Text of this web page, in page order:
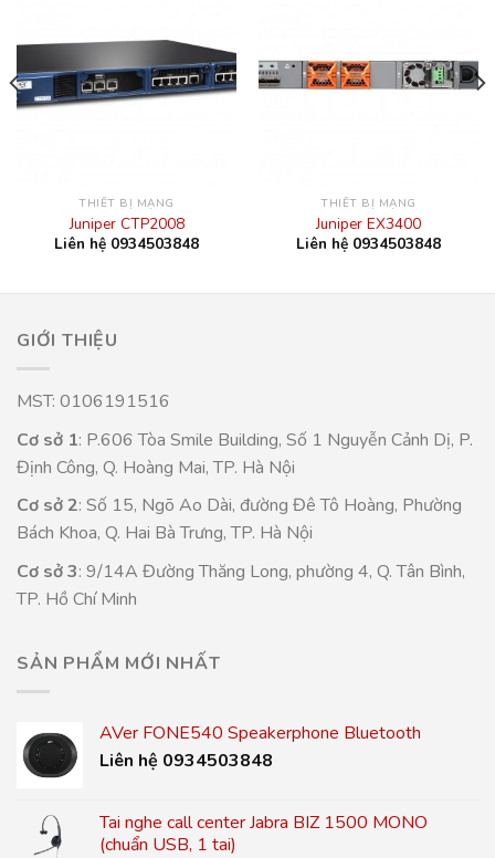
THIẾT BỊ MẠNG
Juniper CTP2008
Liên hệ 0934503848
THIẾT BỊ MẠNG
Juniper EX3400
Liên hệ 0934503848
GIỚI THIỆU
MST: 0106191516
Cơ sở 1: P.606 Tòa Smile Building, Số 1 Nguyễn Cảnh Dị, P.
Định Công, Q. Hoàng Mai, TP. Hà Nội
Cơ sở 2: Số 15, Ngõ Ao Dài, đường Đê Tô Hoàng, Phường
Bách Khoa, Q. Hai Bà Trưng, TP. Hà Nội
Cơ sở 3: 9/14A Đường Thăng Long, phường 4, Q. Tân Bình,
TP. Hồ Chí Minh
SẢN PHẨM MỚI NHẤT
AVer FONE540 Speakerphone Bluetooth
Liên hệ 0934503848
Tai nghe call center Jabra BIZ 1500 MONO
(chuẩn USB, 1 tai)